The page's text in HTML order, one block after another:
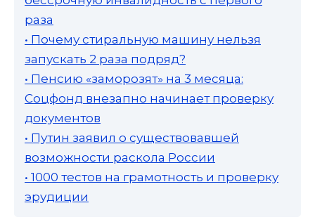
раза
• Почему стиральную машину нельзя
запускать 2 раза подряд?
• Пенсию «заморозят» на 3 месяца:
Соцфонд внезапно начинает проверку
документов
• Путин заявил о существовавшей
возможности раскола России
• 1000 тестов на грамотность и проверку
эрудиции